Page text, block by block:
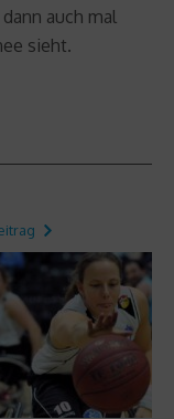
auch mal
sieht.